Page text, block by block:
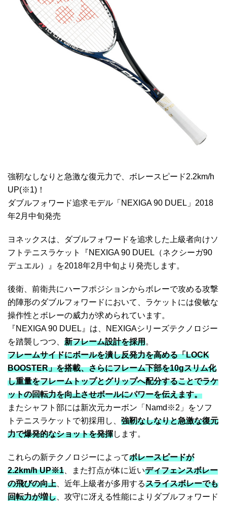
強靭なしなりと急激な復元力で、ボレースピード2.2km/h
UP(※1)！
ダブルフォワード追求モデル「NEXIGA 90 DUEL」2018
年2月中旬発売
ヨネックスは、ダブルフォワードを追求した上級者向けソ
フトテニスラケット『NEXIGA 90 DUEL（ネクシーガ90
デュエル）』を2018年2月中旬より発売します。
後衛、前衛共にハーフポジションからボレーで攻める攻撃
的陣形のダブルフォワードにおいて、ラケットには俊敏な
操作性とボレーの威力が求められています。
『NEXIGA 90 DUEL』は、NEXIGAシリーズテクノロジー
を踏襲しつつ、 新フレーム設計を採用。
フレームサイドにボールを潰し反発力を高める「LOCK
BOOSTER」を搭載、さらにフレーム下部を10gスリム化
し重量をフレームトップとグリップへ配分することでラケ
ットの回転力を向上させボールにパワーを伝えます。
またシャフト部には新次元カーボン「Namd※2」をソフ
トテニスラケットで初採用し、 強靭なしなりと急激な復元
力で爆発的なショットを発揮します。
これらの新テクノロジーによってボレースピードが
2.2km/h UP※1 、また打点が体に近いディフェンスボレー
の飛びの向上 、近年上級者が多用するスライスボレーでも
回転力が増し 、攻守に冴える性能によりダブルフォワード